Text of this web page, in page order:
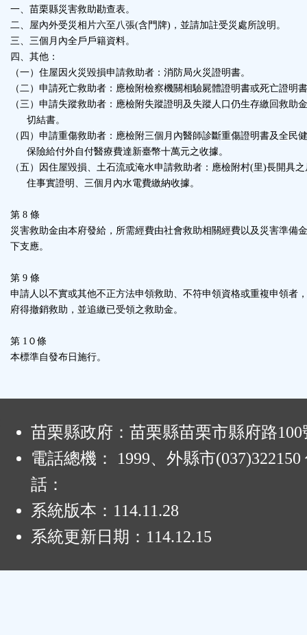
一、苗栗縣災害救助勘查表。
二、屋內外受災相片六至八張(含門牌)，並請加註受災處所說明。
三、三個月內全戶戶籍資料。
四、其他：
（一）住屋因火災毀損申請救助者：消防局火災證明書。
（二）申請死亡救助者：應檢附檢察機關相驗屍體證明書或死亡證明
（三）申請失蹤救助者：應檢附失蹤證明及失蹤人口仍生存繳回救助
切結書。
（四）申請重傷救助者：應檢附三個月內醫師診斷重傷證明書及全民
保險給付外自付醫療費達新臺幣十萬元之收據。
（五）因住屋毀損、土石流或淹水申請救助者：應檢附村(里)長開具之
住事實證明、三個月內水電費繳納收據。
第 8 條
災害救助金由本府發給，所需經費由社會救助相關經費以及災害準備
下支應。
第 9 條
申請人以不實或其他不正方法申領救助、不符申領資格或重複申領者
府得撤銷救助，並追繳已受領之救助金。
第 1０條
本標準自發布日施行。
苗栗縣政府：苗栗縣苗栗市縣府路100
電話總機： 1999、外縣市(037)322150
話：
系統版本： 114.11.28
系統更新日期： 114.12.15